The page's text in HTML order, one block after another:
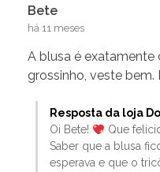
Bete
há 11 meses
A blusa é
grossinho, veste bem.
Resposta da loja
Oi Bete!
Que
Saber que a blusa
esperava e que o